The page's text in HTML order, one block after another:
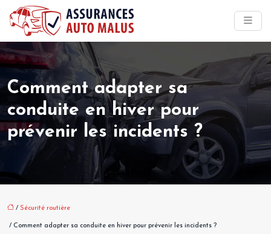
Comment adapter sa
conduite en hiver pour
prévenir les incidents ?
/ Sécurité routière
/ Comment adapter sa conduite en hiver pour prévenir les incidents ?